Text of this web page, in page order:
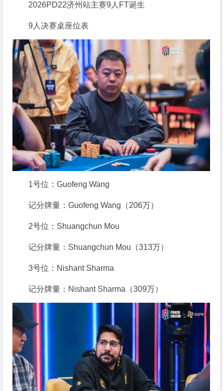
2026PD22济州站主赛9人FT诞生
9人决赛桌座位表
1号位：Guofeng Wang
记分牌量：Guofeng Wang（206万）
2号位：Shuangchun Mou
记分牌量：Shuangchun Mou（313万）
3号位：Nishant Sharma
记分牌量：Nishant Sharma（309万）